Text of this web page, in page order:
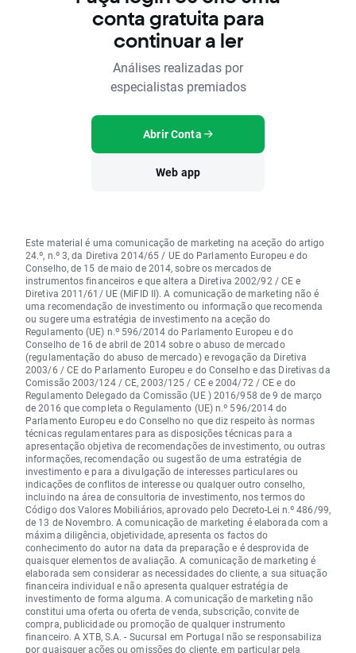
conta gratuita para
continuar a ler
Análises realizadas por
especialistas premiados
Abrir Conta
Web app
Este material é uma comunicação de marketing na aceção do artigo
24.º, n.º 3, da Diretiva 2014/65 / UE do Parlamento Europeu e do
Conselho, de 15 de maio de 2014, sobre os mercados de
instrumentos financeiros e que altera a Diretiva 2002/92 / CE e
Diretiva 2011/61/ UE (MiFID II). A comunicação de marketing não é
uma recomendação de investimento ou informação que recomenda
ou sugere uma estratégia de investimento na aceção do
Regulamento (UE) n.º 596/2014 do Parlamento Europeu e do
Conselho de 16 de abril de 2014 sobre o abuso de mercado
(regulamentação do abuso de mercado) e revogação da Diretiva
2003/6 / CE do Parlamento Europeu e do Conselho e das Diretivas da
Comissão 2003/124 / CE, 2003/125 / CE e 2004/72 / CE e do
Regulamento Delegado da Comissão (UE ) 2016/958 de 9 de março
de 2016 que completa o Regulamento (UE) n.º 596/2014 do
Parlamento Europeu e do Conselho no que diz respeito às normas
técnicas regulamentares para as disposições técnicas para a
apresentação objetiva de recomendações de investimento, ou outras
informações, recomendação ou sugestão de uma estratégia de
investimento e para a divulgação de interesses particulares ou
indicações de conflitos de interesse ou qualquer outro conselho,
incluindo na área de consultoria de investimento, nos termos do
Código dos Valores Mobiliários, aprovado pelo Decreto-Lei n.º 486/99,
de 13 de Novembro. A comunicação de marketing é elaborada com a
máxima diligência, objetividade, apresenta os factos do
conhecimento do autor na data da preparação e é desprovida de
quaisquer elementos de avaliação. A comunicação de marketing é
elaborada sem considerar as necessidades do cliente, a sua situação
financeira individual e não apresenta qualquer estratégia de
investimento de forma alguma. A comunicação de marketing não
constitui uma oferta ou oferta de venda, subscrição, convite de
compra, publicidade ou promoção de qualquer instrumento
financeiro. A XTB, S.A. - Sucursal em Portugal não se responsabiliza
por quaisqueraçõesou omissões do cliente, em particular pela